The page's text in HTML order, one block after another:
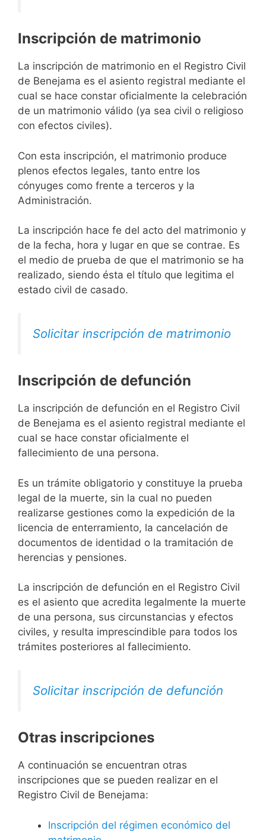
Inscripción de matrimonio
La inscripción de matrimonio en el Registro Civil
de Benejama es el asiento registral mediante el
cual se hace constar oficialmente la celebración
de un matrimonio válido (ya sea civil o religioso
con efectos civiles).
Con esta inscripción, el matrimonio produce
plenos efectos legales, tanto entre los
cónyuges como frente a terceros y la
Administración.
La inscripción hace fe del acto del matrimonio y
de la fecha, hora y lugar en que se contrae. Es
el medio de prueba de que el matrimonio se ha
realizado, siendo ésta el título que legitima el
estado civil de casado.
Solicitar inscripción de matrimonio
Inscripción de defunción
La inscripción de defunción en el Registro Civil
de Benejama es el asiento registral mediante el
cual se hace constar oficialmente el
fallecimiento de una persona.
Es un trámite obligatorio y constituye la prueba
legal de la muerte, sin la cual no pueden
realizarse gestiones como la expedición de la
licencia de enterramiento, la cancelación de
documentos de identidad o la tramitación de
herencias y pensiones.
La inscripción de defunción en el Registro Civil
es el asiento que acredita legalmente la muerte
de una persona, sus circunstancias y efectos
civiles, y resulta imprescindible para todos los
trámites posteriores al fallecimiento.
Solicitar inscripción de defunción
Otras inscripciones
A continuación se encuentran otras
inscripciones que se pueden realizar en el
Registro Civil de Benejama:
Inscripción del régimen económico del